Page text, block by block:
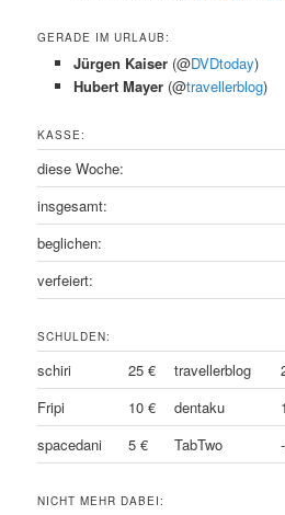
GERADE IM URLAUB:
Jürgen Kaiser (@DVDtoday)
Hubert Mayer (@travellerblog)
KASSE:
diese Woche:
insgesamt:
beglichen:
verfeiert:
SCHULDEN:
schiri 25 € travellerblog
Fripi
10 € dentaku
spacedani
5 € TabTwo
NICHT MEHR DABEI: